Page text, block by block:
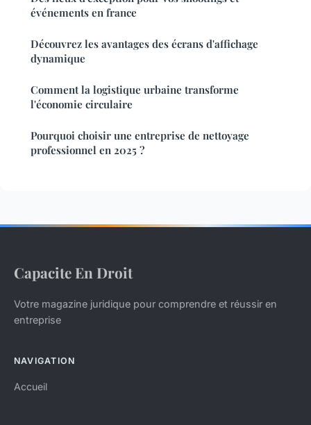
événements en france
Découvrez les avantages des écrans d'affichage
dynamique
Comment la logistique urbaine transforme
l'économie circulaire
Pourquoi choisir une entreprise de nettoyage
professionnel en 2025 ?
Capacite En Droit
Votre magazine juridique pour comprendre et réussir en
entreprise
NAVIGATION
Accueil